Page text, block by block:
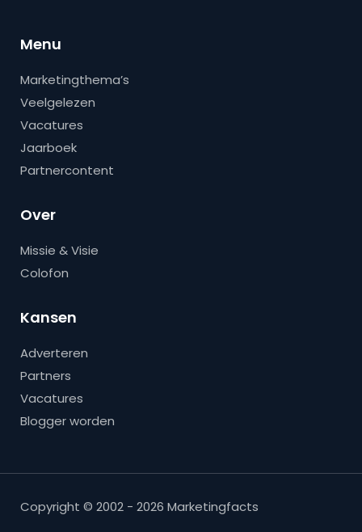
Menu
Marketingthema’s
Veelgelezen
Vacatures
Jaarboek
Partnercontent
Over
Missie & Visie
Colofon
Kansen
Adverteren
Partners
Vacatures
Blogger worden
Copyright © 2002 - 2026 Marketingfacts